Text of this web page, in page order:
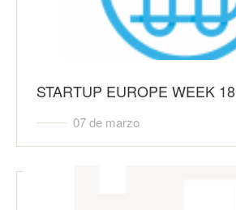
STARTUP EUROPE WEEK 18
07 de marzo